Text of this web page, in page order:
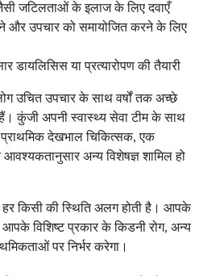
जैसी जटिलताओं के इलाज के लिए दवाएँ
और उपचार को समायोजित करने के लिए
डायलिसिस या प्रत्यारोपण की तैयारी
उचित उपचार के साथ वर्षों तक अच्छे
कुंजी अपनी स्वास्थ्य सेवा टीम के साथ
देखभाल चिकित्सक, एक
अन्य विशेषज्ञ शामिल हो
हर किसी की स्थिति अलग होती है। आपके
विशिष्ट प्रकार के किडनी रोग, अन्य
पर निर्भर करेगा।